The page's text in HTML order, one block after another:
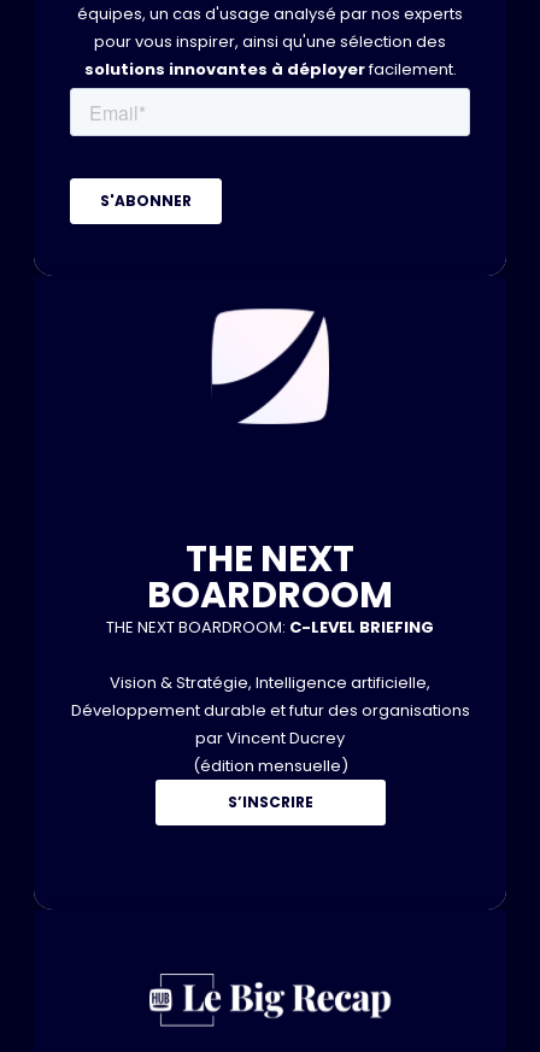
équipes, un cas d'usage analysé par nos experts
pour vous inspirer, ainsi qu'une sélection des
solutions innovantes à déployerfacilement.
THE NEXT
BOARDROOM
THE NEXT BOARDROOM: C-LEVEL BRIEFING
Vision & Stratégie, Intelligence artificielle,
Développement durable et futur des organisations
par Vincent Ducrey
(édition mensuelle)
S’INSCRIRE